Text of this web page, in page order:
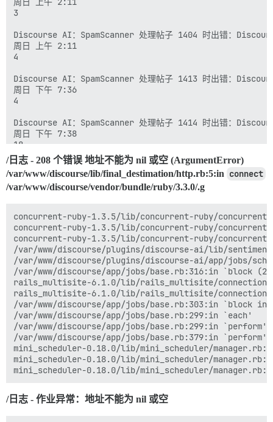
    at settings.js:3:5Understand this error
    at loader.js:247:1
    at a (loader.js:258:1)
    at requireModule (loader.js:24:1)
loader.js:247 Uncaught Error: Could not find
    at loader.js:247:1
    at a (loader.js:258:1)
    at settings.js:3:5Understand this error
loader.js:247 Uncaught Error: Could not find
    at loader.js:247:1
    at a (loader.js:258:1)
    at requireModule (loader.js:24:1)
    at settings.js:3:5Understand this error
loader.js:247 Uncaught Error: Could not find
    at requireModule (loader.js:24:1)
    at settings.js:3:5Understand this error
loader.js:247 Uncaught Error: Could not find
    at loader.js:247:1
    at a (loader.js:258:1)
    at requireModule (loader.js:24:1)
    at settings.js:3:5Understand this error
loader.js:247 Uncaught Error: Could not find
    at loader.js:247:1
    at a (loader.js:258:1)
    at requireModule (loader.js:24:1)
    at settings.js:3:5Understand this error
loader.js:247 Uncaught Error: Could not find
    at loader.js:247:1
    at a (loader.js:258:1)
    at settings.js:3:5Understand this error
loader.js:247 Uncaught Error: Could not find module
3
Discourse AI：SpamScanner 处理帖子 1404 时出错：
周日 上午 2:11
4
Discourse AI：SpamScanner 处理帖子 1413 时出错：
周日 下午 7:36
4
Discourse AI：SpamScanner 处理帖子 1414 时出错：
周日 下午 7:38
18
Discourse AI：SpamScanner 处理帖子 1535 时出错：
周日 下午 11:59
11
作业异常：地址不能为 nil 或空
凌晨 4:34
11
Discourse AI：SpamScanner 处理帖子 1485 时出错：
凌晨 4:45
1384
作业异常：Net::SMTPServerBusy
上午 9:04
1384
作业异常：unexpected return
上午 9:04
112
上午 11:19
/日志 - 208 个错误 地址不能为 nil 或空 (ArgumentError)
/var/www/discourse/lib/final_destimation/http.rb:5:in connect
/var/www/discourse/vendor/bundle/ruby/3.3.0/.g
concurrent-ruby-1.3.5/lib/concurrent-ruby/
concurrent-ruby-1.3.5/lib/concurrent-ruby/
concurrent-ruby-1.3.5/lib/concurrent-ruby/
/var/www/discourse/plugins/discourse-ai/lib/
/var/www/discourse/plugins/discourse-ai/app/jobs/
/var/www/discourse/app/jobs/base.rb:316:in `block
rails_multisite-6.1.0/lib/rails_multisite/
rails_multisite-6.1.0/lib/rails_multisite/
/var/www/discourse/app/jobs/base.rb:303:in `block
/var/www/discourse/app/jobs/base.rb:299:in `each'
/var/www/discourse/app/jobs/base.rb:299:in
/var/www/discourse/app/jobs/base.rb:379:in
mini_scheduler-0.18.0/lib/mini_scheduler/
mini_scheduler-0.18.0/lib/mini_scheduler/
/日志 - 作业异常：地址不能为 nil 或空